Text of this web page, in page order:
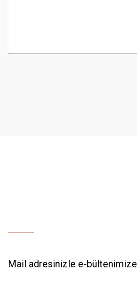
Görüş ve önerileriniz için teşekkür
Mail adresinizle e-